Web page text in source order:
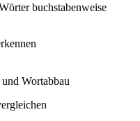
buchstabenweise
Wortabbau